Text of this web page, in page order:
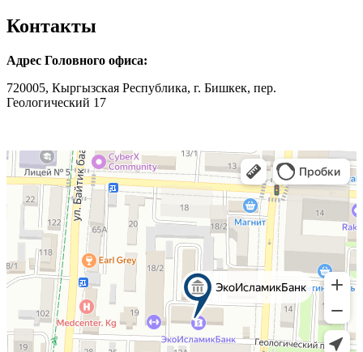
Контакты
Адрес Головного офиса:
720005, Кыргызская Республика, г. Бишкек, пер.
Геологический 17